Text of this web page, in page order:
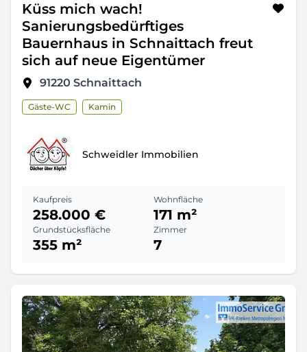
Küss mich wach!
Sanierungsbedürftiges
Bauernhaus in Schnaittach freut
sich auf neue Eigentümer
91220 Schnaittach
Gäste-WC Kamin
Schweidler Immobilien
Kaufpreis
258.000 €
Wohnfläche
171 m²
Grundstücksfläche
355 m²
Zimmer
7